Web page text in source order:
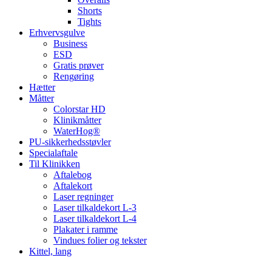
Shorts
Tights
Erhvervsgulve
Business
ESD
Gratis prøver
Rengøring
Hætter
Måtter
Colorstar HD
Klinikmåtter
WaterHog®
PU-sikkerhedsstøvler
Specialaftale
Til Klinikken
Aftalebog
Aftalekort
Laser regninger
Laser tilkaldekort L-3
Laser tilkaldekort L-4
Plakater i ramme
Vindues folier og tekster
Kittel, lang